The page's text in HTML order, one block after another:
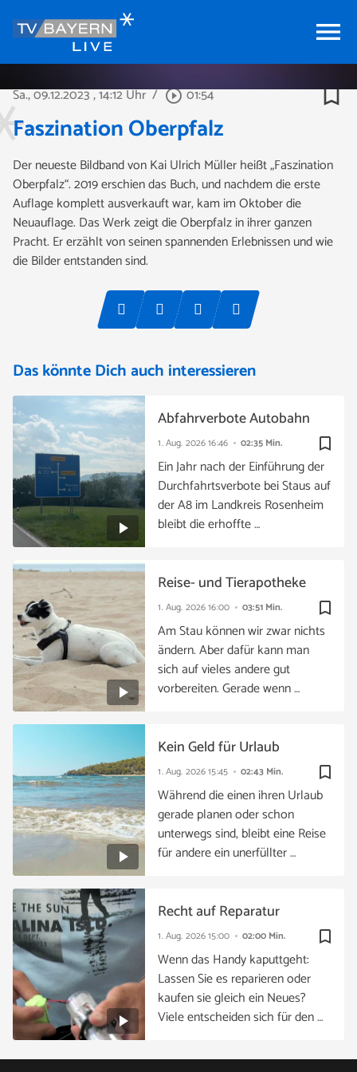
menu
Sa., 09.12.2023, 14:12 Uhr / play_circle_outline01:54 bookmark_border
Faszination Oberpfalz
Der neueste Bildband von Kai Ulrich Müller heißt „Faszination
Oberpfalz“. 2019 erschien das Buch, und nachdem die erste
Auflage komplett ausverkauft war, kam im Oktober die
Neuauflage. Das Werk zeigt die Oberpfalz in ihrer ganzen
Pracht. Er erzählt von seinen spannenden Erlebnissen und wie
die Bilder entstanden sind.
Das könnte Dich auch interessieren
bookmark_border
1. Aug. 202616:46 02:35 Min.
Abfahrverbote Autobahn
Ein Jahr nach der Einführung der
Durchfahrtsverbote bei Staus auf
der A8 im Landkreis Rosenheim
bleibt die erhoffte …
bookmark_border
1. Aug. 202616:00 03:51 Min.
Reise- und Tierapotheke
Am Stau können wir zwar nichts
ändern. Aber dafür kann man
sich auf vieles andere gut
vorbereiten. Gerade wenn …
bookmark_border
1. Aug. 202615:45 02:43 Min.
Kein Geld für Urlaub
Während die einen ihren Urlaub
gerade planen oder schon
unterwegs sind, bleibt eine Reise
für andere ein unerfüllter …
bookmark_border
1. Aug. 202615:00 02:00 Min.
Recht auf Reparatur
Wenn das Handy kaputtgeht:
Lassen Sie es reparieren oder
kaufen sie gleich ein Neues?
Viele entscheiden sich für den …